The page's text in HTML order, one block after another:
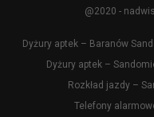
@2020 -
Dyżury aptek – Baranów
Dyżury aptek –
Rozkład jazdy –
Telefony